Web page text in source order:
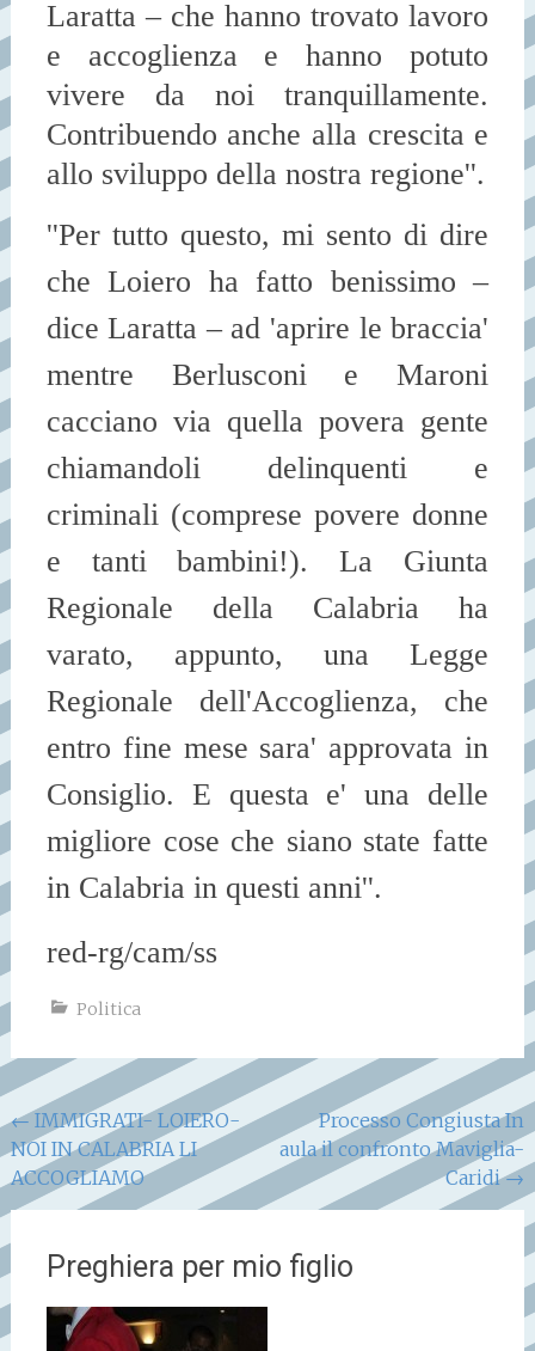
Laratta – che hanno trovato lavoro
e accoglienza e hanno potuto
vivere da noi tranquillamente.
Contribuendo anche alla crescita e
allo sviluppo della nostra regione''.
''Per tutto questo, mi sento di dire
che Loiero ha fatto benissimo –
dice Laratta – ad 'aprire le braccia'
mentre Berlusconi e Maroni
cacciano via quella povera gente
chiamandoli delinquenti e
criminali (comprese povere donne
e tanti bambini!). La Giunta
Regionale della Calabria ha
varato, appunto, una Legge
Regionale dell'Accoglienza, che
entro fine mese sara' approvata in
Consiglio. E questa e' una delle
migliore cose che siano state fatte
in Calabria in questi anni''.
red-rg/cam/ss
Politica
Navigazione
articoli
←IMMIGRATI- LOIERO-
NOI IN CALABRIA LI
ACCOGLIAMO
Processo Congiusta In
aula il confronto Maviglia-
Caridi→
Preghiera per mio figlio